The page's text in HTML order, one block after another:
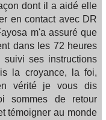
dont il a aidé elle
en contact avec DR
m'a assuré que
dans les 72 heures
ses instructions
la croyance, la foi,
vérité je vous dis
sommes de retour
témoigner au monde